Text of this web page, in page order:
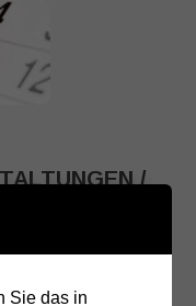
/
Sie das in